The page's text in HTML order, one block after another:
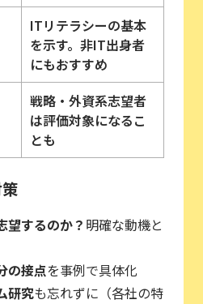
ITリテラシーの基本
を示す。非IT出身者
にもおすすめ
戦略・外資系志望者
は評価対象になるこ
とも
望するのか？ 明確な動機と
の接点を事例で具体化
研究も忘れずに（各社の特